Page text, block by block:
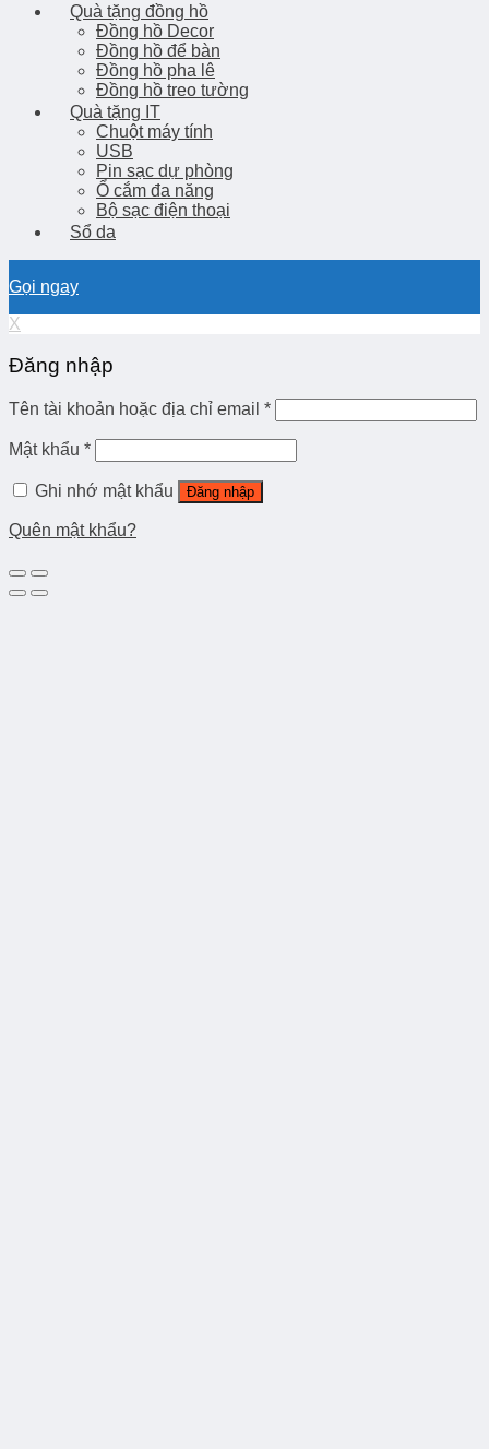
Quà tặng đồng hồ
Đồng hồ Decor
Đồng hồ để bàn
Đồng hồ pha lê
Đồng hồ treo tường
Quà tặng IT
Chuột máy tính
USB
Pin sạc dự phòng
Ổ cắm đa năng
Bộ sạc điện thoại
Sổ da
Gọi ngay
X
Đăng nhập
Tên tài khoản hoặc địa chỉ email *
Mật khẩu *
Ghi nhớ mật khẩu Đăng nhập
Quên mật khẩu?